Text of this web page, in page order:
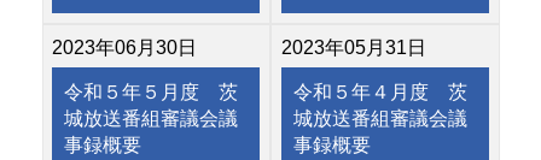
2023年06月30日
令和５年５月度 茨
城放送番組審議会議
事録概要
2023年05月31日
令和５年４月度 茨
城放送番組審議会議
事録概要